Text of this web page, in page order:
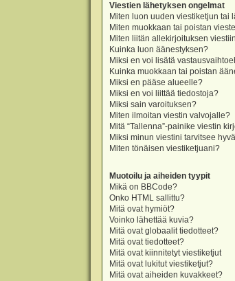
Viestien lähetyksen ongelmat
Miten luon uuden viestiketjun tai
Miten muokkaan tai poistan
Miten liitän allekirjoituksen
Kuinka luon äänestyksen?
Miksi en voi lisätä
Kuinka muokkaan tai poistan
Miksi en pääse alueelle?
Miksi en voi liittää tiedostoja?
Miksi sain varoituksen?
Miten ilmoitan viestin valvojalle?
Mitä “Tallenna”-painike viestin
Miksi minun viestini tarvitsee
Miten tönäisen viestiketjuani?
Muotoilu ja aiheiden tyypit
Mikä on BBCode?
Onko HTML sallittu?
Mitä ovat hymiöt?
Voinko lähettää kuvia?
Mitä ovat globaalit tiedotteet?
Mitä ovat tiedotteet?
Mitä ovat kiinnitetyt viestiketjut
Mitä ovat lukitut viestiketjut?
Mitä ovat aiheiden kuvakkeet?